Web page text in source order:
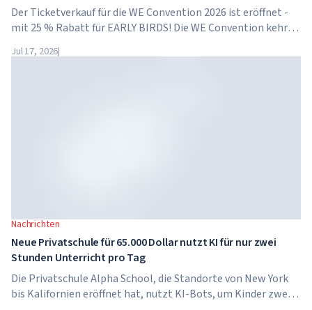
Der Ticketverkauf für die WE Convention 2026 ist eröffnet -
mit 25 % Rabatt für EARLY BIRDS! Die WE Convention kehrt
November 2026 findet das Forum im...
Jul 17, 2026|
Nachrichten
Neue Privatschule für 65.000 Dollar nutzt KI für nur zwei
Stunden Unterricht pro Tag
Die Privatschule Alpha School, die Standorte von New York
bis Kalifornien eröffnet hat, nutzt KI-Bots, um Kinder zwei